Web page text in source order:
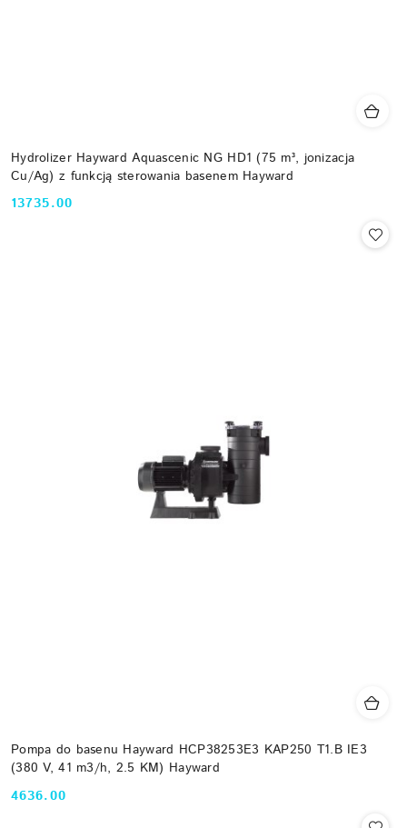
Hydrolizer Hayward Aquascenic NG HD1 (75 m³, jonizacja
Cu/Ag) z funkcją sterowania basenem Hayward
Cena:
13735.00
Pompa do basenu Hayward HCP38253E3 KAP250 T1.B IE3
(380 V, 41 m3/h, 2.5 KM) Hayward
Cena:
4636.00